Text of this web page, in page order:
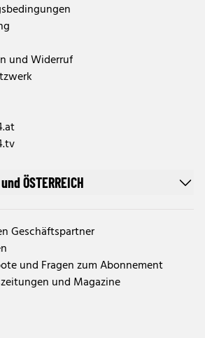
und Widerruf
ÖSTERREICH
Geschäftspartner
und Fragen zum Abonnement
und Magazine